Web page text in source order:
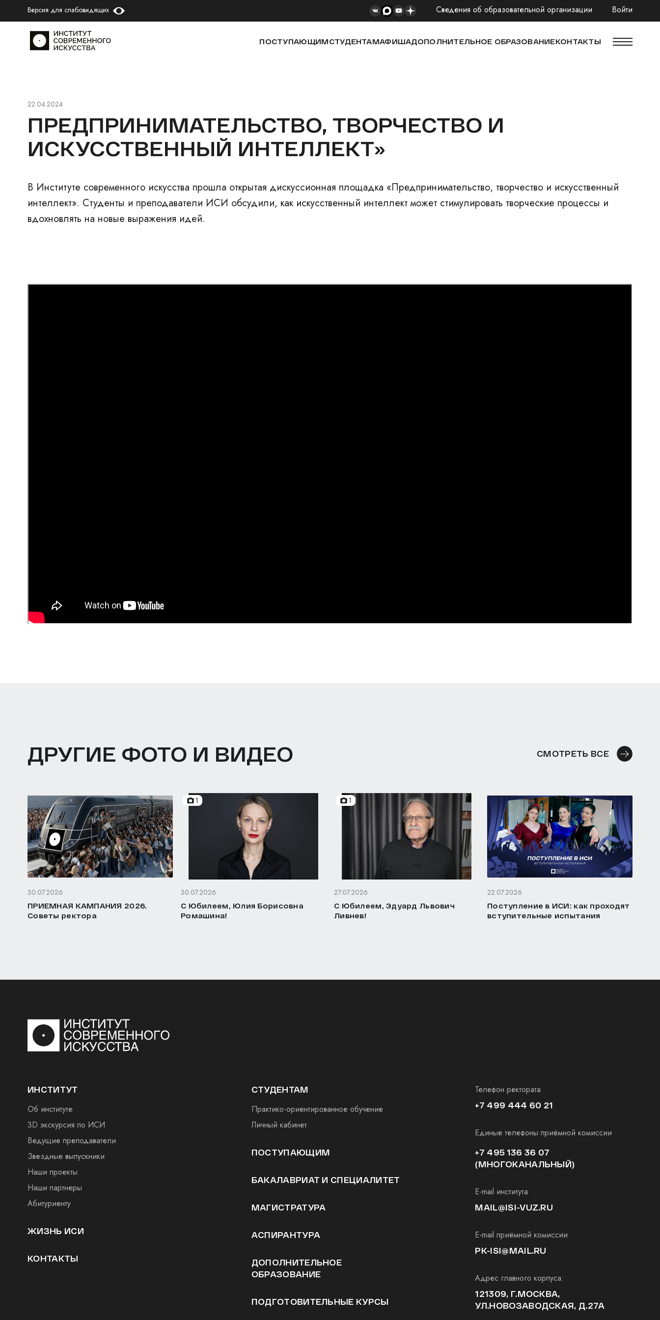
Версия для слабовидящих Сведения об образовательной организации Войти
ПОСТУПАЮЩИМСТУДЕНТАМАФИШАДОПОЛНИТЕЛЬНОЕ ОБРАЗОВАНИЕКОНТАКТЫ
22.04.2024
ПРЕДПРИНИМАТЕЛЬСТВО, ТВОРЧЕСТВО И
ИСКУССТВЕННЫЙ ИНТЕЛЛЕКТ»
В Институте современного искусства прошла открытая дискуссионная площадка «Предпринимательство, творчество и искусственный
интеллект». Студенты и преподаватели ИСИ обсудили, как искусственный интеллект может стимулировать творческие процессы и
вдохновлять на новые выражения идей.
ДРУГИЕ ФОТО И ВИДЕО СМОТРЕТЬ ВСЕ
30.07.2026
ПРИЕМНАЯ КАМПАНИЯ 2026.
Советы ректора
1
30.07.2026
С Юбилеем, Юлия Борисовна
Ромашина!
1
27.07.2026
С Юбилеем, Эдуард Львович
Ливнев!
22.07.2026
Поступление в ИСИ: как проходят
вступительные испытания
ИНСТИТУТ
Об институте
3D экскурсия по ИСИ
Ведущие преподаватели
Звездные выпускники
Наши проекты
Наши партнеры
Абитуриенту
ЖИЗНЬ ИСИ
КОНТАКТЫ
СТУДЕНТАМ
Практико-ориентированное обучение
Личный кабинет
ПОСТУПАЮЩИМ
БАКАЛАВРИАТ И СПЕЦИАЛИТЕТ
МАГИСТРАТУРА
АСПИРАНТУРА
ДОПОЛНИТЕЛЬНОЕ
ОБРАЗОВАНИЕ
ПОДГОТОВИТЕЛЬНЫЕ КУРСЫ
Телефон ректората
+7 499 444 60 21
Единые телефоны приёмной комиссии
+7 495 136 36 07
(МНОГОКАНАЛЬНЫЙ)
E-mail института
MAIL@ISI-VUZ.RU
E-mail приёмной комиссии
PK-ISI@MAIL.RU
Адрес главного корпуса:
121309, Г.МОСКВА,
УЛ.НОВОЗАВОДСКАЯ, Д.27А